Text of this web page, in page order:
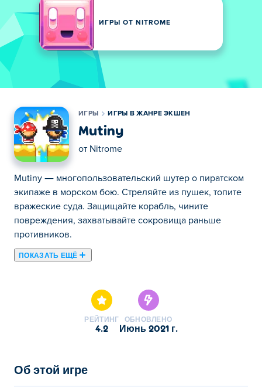
ИГРЫ ОТ NITROME
ИГРЫ ИГРЫ В ЖАНРЕ ЭКШЕН
Mutiny
от Nitrome
Mutiny — многопользовательский шутер о пиратском
экипаже в морском бою. Стреляйте из пушек, топите
вражеские суда. Защищайте корабль, чините
повреждения, захватывайте сокровища раньше
противников.
ПОКАЗАТЬ ЕЩЁ
РЕЙТИНГ
4.2
ОБНОВЛЕНО
июнь 2021 г.
Об этой игре